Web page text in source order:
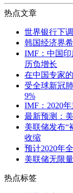
热点文章
世界银行下
韩国经济界
IMF：中国
历负增长
在中国专家
受全球新冠
9%
IMF：2020
最新预测：
美联储发布“
收缩
预计2020年
美联储无限
热点标签